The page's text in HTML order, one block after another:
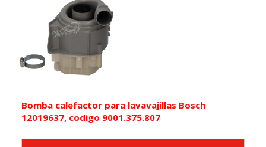
Bomba calefactor para lavavajillas Bosch
12019637, codigo 9001.375.807